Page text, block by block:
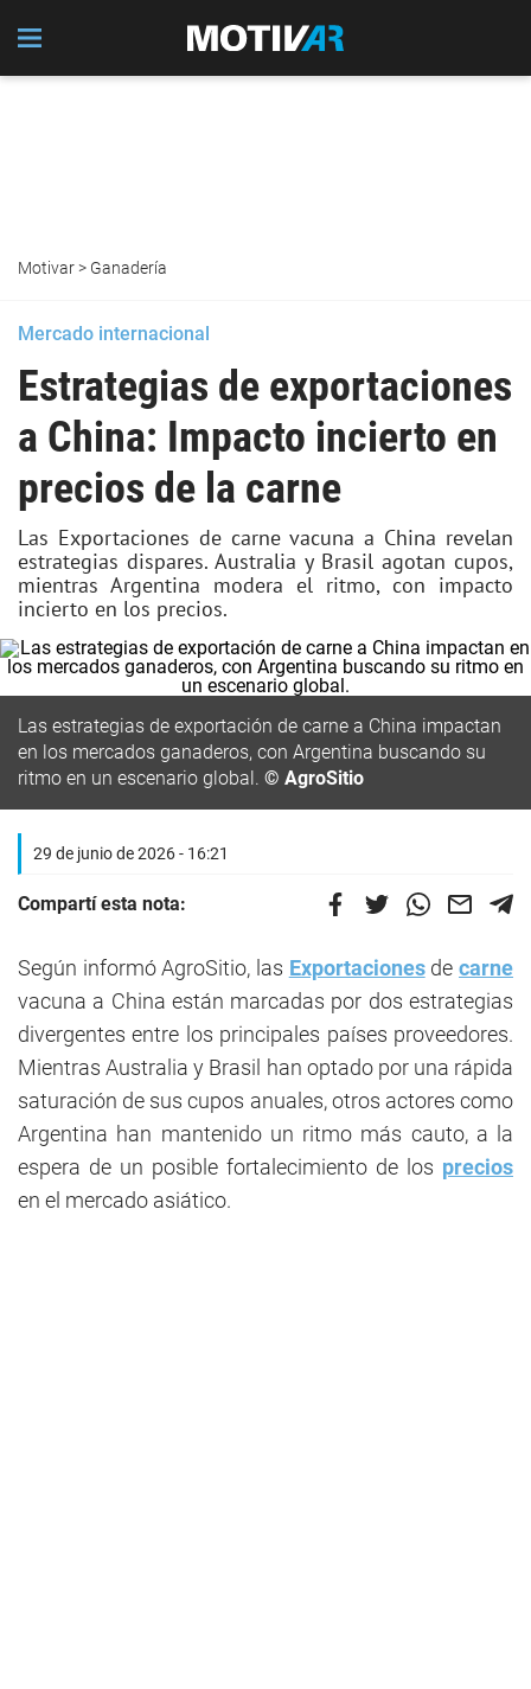
Motivar> Ganadería
Mercado internacional
Estrategias de exportaciones
a China: Impacto incierto en
precios de la carne
Las Exportaciones de carne vacuna a China revelan
estrategias dispares. Australia y Brasil agotan cupos,
mientras Argentina modera el ritmo, con impacto
incierto en los precios.
Las estrategias de exportación de carne a China impactan
en los mercados ganaderos, con Argentina buscando su
ritmo en un escenario global. © AgroSitio
29 de junio de 2026 - 16:21
Compartí esta nota:
Según informó AgroSitio, las Exportacionesdecarne
vacuna a China están marcadas por dos estrategias
divergentes entre los principales países proveedores.
Mientras Australia y Brasil han optado por una rápida
saturación de sus cupos anuales, otros actores como
Argentina han mantenido un ritmo más cauto, a la
espera de un posible fortalecimiento de los precios
en el mercado asiático.